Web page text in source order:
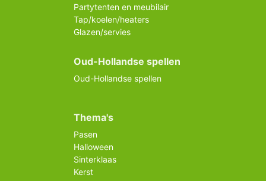
Partytenten en meubilair
Tap/koelen/heaters
Glazen/servies
Oud-Hollandse spellen
Oud-Hollandse spellen
Thema's
Pasen
Halloween
Sinterklaas
Kerst